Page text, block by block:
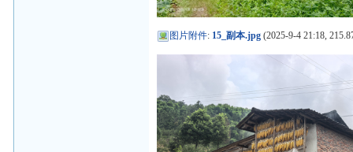
图片附件: 15_副本.jpg (2025-9-4 21:18,